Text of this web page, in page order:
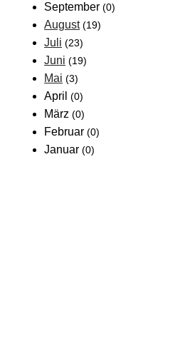
September(0)
August (19)
Juli (23)
Juni (19)
Mai (3)
April(0)
März(0)
Februar(0)
Januar(0)